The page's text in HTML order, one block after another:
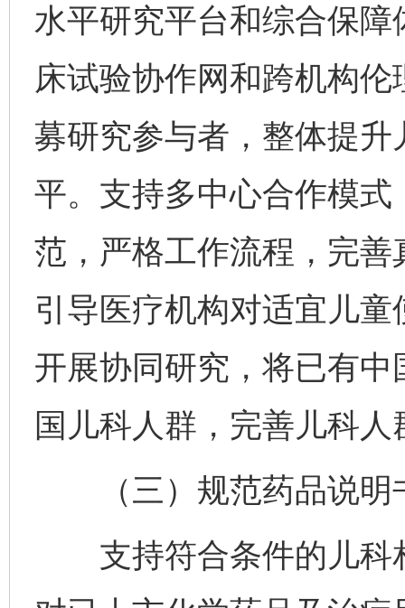
水平研究平台和综合保
床试验协作网和跨机构
募研究参与者，整体提
平。支持多中心合作模
范，严格工作流程，完
引导医疗机构对适宜儿
开展协同研究，将已有
国儿科人群，完善儿科
（三）规范药品说明
支持符合条件的儿科